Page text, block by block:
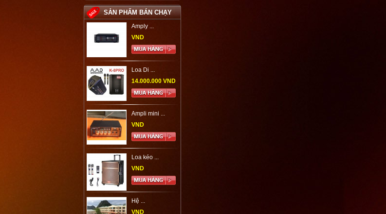
SẢN PHẨM BÁN CHẠY
Amply ...
VND
Loa Di ...
14.000.000 VND
Ampli mini ...
VND
Loa kéo ...
VND
Hệ ...
VND